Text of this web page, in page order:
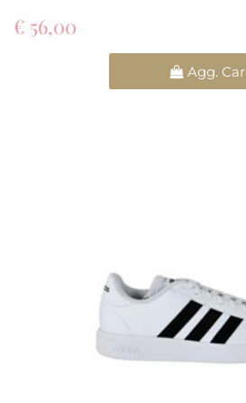
€ 56,00
Agg.